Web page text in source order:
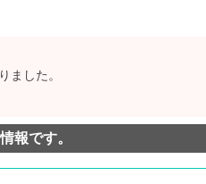
ました。
報です。